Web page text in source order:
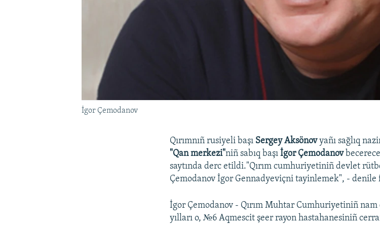
İgor Çemodanov
Qırımnıñ rusiyeli başı Sergey Aksönovyañı sağlıq
"Qan merkezi"niñ sabıq başıİgor Çemodanov
saytında derc etildi."Qırım cumhuriyetiniñ devlet
Çemodanov İgor Gennadyeviçni tayinlemek", -
İgor Çemodanov - Qırım Muhtar Cumhuriyetiniñ
yılları o, №6 Aqmescit şeer rayon hastahanesiniñ